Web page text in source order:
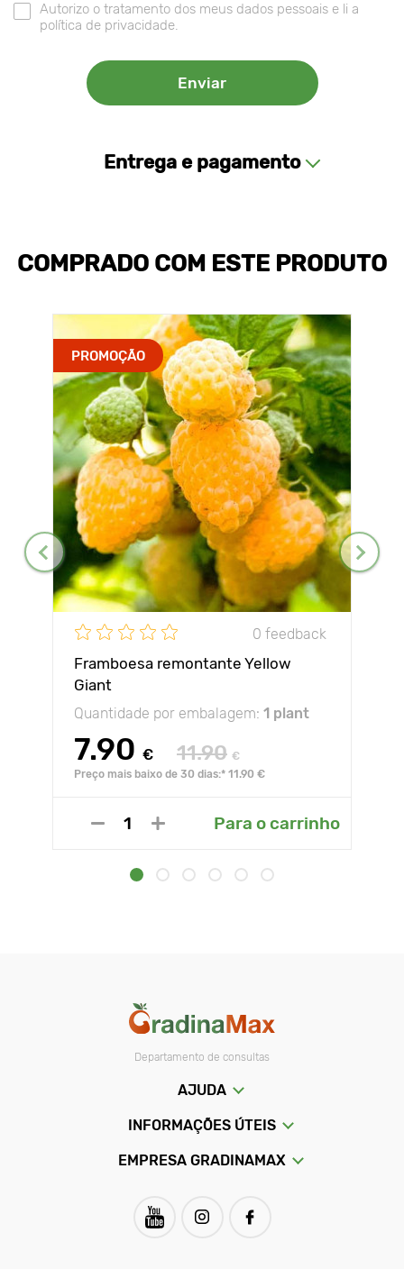
Autorizo o tratamento dos meus dados pessoais e li a
política de privacidade.
Entrega e pagamento
COMPRADO COM ESTE PRODUTO
PROMOÇÃO
0 feedback
Framboesa remontante Yellow
Giant
Quantidade por embalagem: 1 plant
7.90 € 11.90 €
Preço mais baixo de 30 dias:* 11.90 €
Para o carrinho
Departamento de consultas
AJUDA
INFORMAÇÕES ÚTEIS
EMPRESA GRADINAMAX